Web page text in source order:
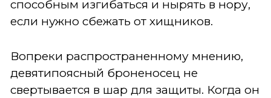
способным изгибаться и нырять в нору,
если нужно сбежать от хищников.
Вопреки распространенному мнению,
девятипоясный броненосец не
свертывается в шар для защиты. Когда он